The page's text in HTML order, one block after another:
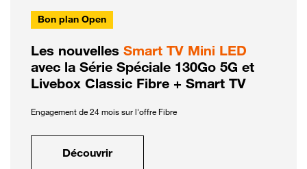
Bon plan Open
Les nouvelles Smart TV Mini LED
avec la Série Spéciale 130Go 5G et
Livebox Classic Fibre + Smart TV
Engagement de 24 mois sur l'offre Fibre
Découvrir